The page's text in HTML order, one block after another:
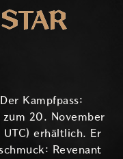
Kampfpass:
20. November
erhältlich. Er
Revenant